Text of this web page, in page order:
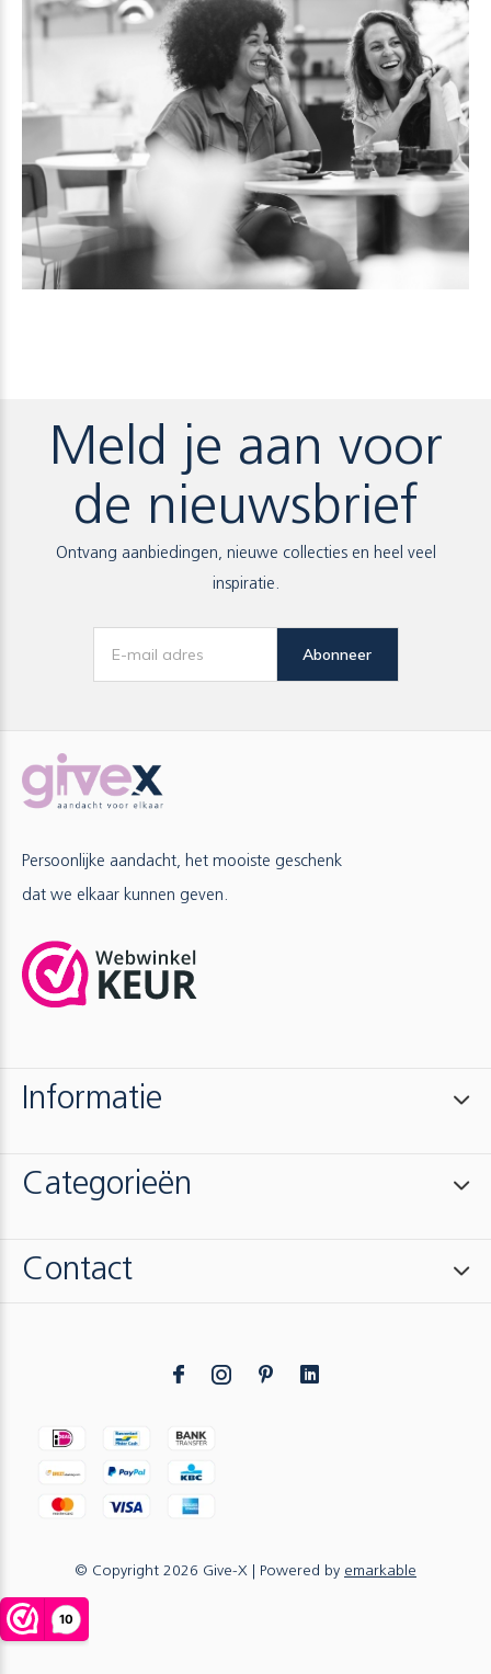
Meld je aan voor
de nieuwsbrief
Ontvang aanbiedingen, nieuwe collecties en heel veel
inspiratie.
Abonneer
Persoonlijke aandacht, het mooiste geschenk
dat we elkaar kunnen geven.
Informatie
Categorieën
Contact
© Copyright 2026 Give-X | Powered by emarkable